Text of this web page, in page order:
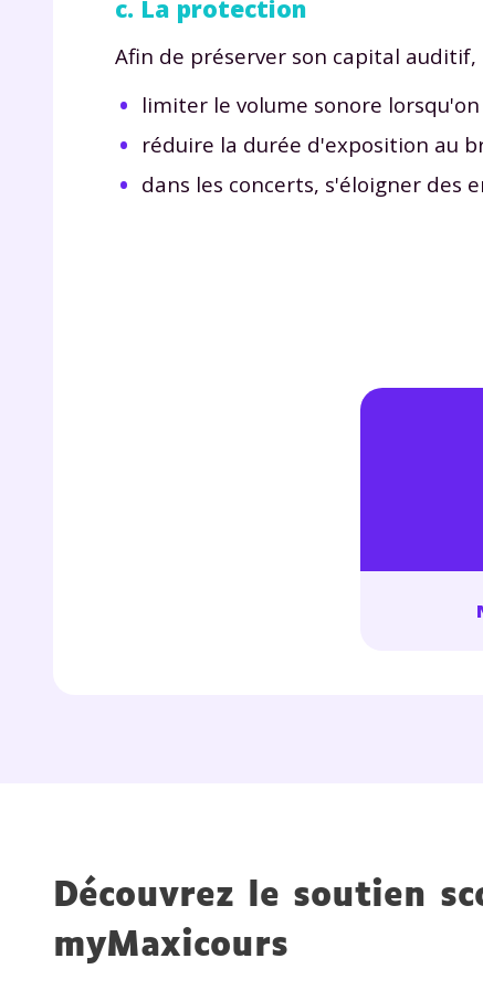
c. La protection
Afin de préserver son capital auditif,
limiter le volume sonore
réduire la durée d'exposition au
dans les concerts, s'éloigner des
Découvrez le soutien
myMaxicours